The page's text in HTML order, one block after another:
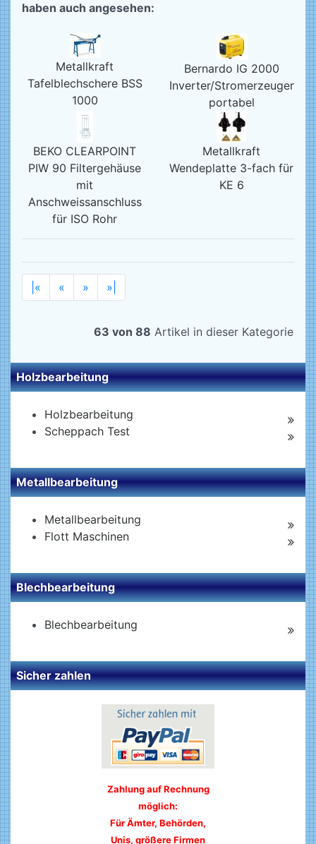
haben auch angesehen:
Metallkraft
Tafelblechschere BSS
1000
Bernardo IG 2000
Inverter/Stromerzeuger
portabel
BEKO CLEARPOINT
PIW 90 Filtergehäuse
mit
Anschweissanschluss
für ISO Rohr
Metallkraft
Wendeplatte 3-fach für
KE 6
|« « » »|
63 von 88 Artikel in dieser Kategorie
Holzbearbeitung
Holzbearbeitung
Scheppach Test
Metallbearbeitung
Metallbearbeitung
Flott Maschinen
Blechbearbeitung
Blechbearbeitung
Sicher zahlen
Zahlung auf Rechnung
möglich:
Für Ämter, Behörden,
Unis, größere Firmen